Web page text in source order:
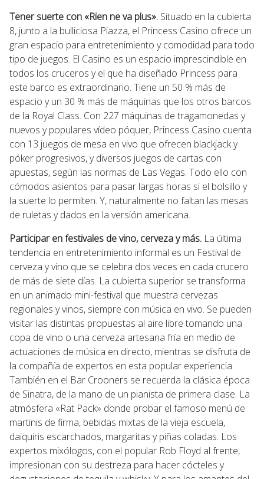
Tener suerte con «Rien ne va plus». Situado en la cubierta
8, junto a la bulliciosa Piazza, el Princess Casino ofrece un
gran espacio para entretenimiento y comodidad para todo
tipo de juegos. El Casino es un espacio imprescindible en
todos los cruceros y el que ha diseñado Princess para
este barco es extraordinario. Tiene un 50 % más de
espacio y un 30 % más de máquinas que los otros barcos
de la Royal Class. Con 227 máquinas de tragamonedas y
nuevos y populares vídeo póquer, Princess Casino cuenta
con 13 juegos de mesa en vivo que ofrecen blackjack y
póker progresivos, y diversos juegos de cartas con
apuestas, según las normas de Las Vegas. Todo ello con
cómodos asientos para pasar largas horas si el bolsillo y
la suerte lo permiten. Y, naturalmente no faltan las mesas
de ruletas y dados en la versión americana.
Participar en festivales de vino, cerveza y más. La última
tendencia en entretenimiento informal es un Festival de
cerveza y vino que se celebra dos veces en cada crucero
de más de siete días. La cubierta superior se transforma
en un animado mini-festival que muestra cervezas
regionales y vinos, siempre con música en vivo. Se pueden
visitar las distintas propuestas al aire libre tomando una
copa de vino o una cerveza artesana fría en medio de
actuaciones de música en directo, mientras se disfruta de
la compañía de expertos en esta popular experiencia.
También en el Bar Crooners se recuerda la clásica época
de Sinatra, de la mano de un pianista de primera clase. La
atmósfera «Rat Pack» donde probar el famoso menú de
martinis de firma, bebidas mixtas de la vieja escuela,
daiquiris escarchados, margaritas y piñas coladas. Los
expertos mixólogos, con el popular Rob Floyd al frente,
impresionan con su destreza para hacer cócteles y